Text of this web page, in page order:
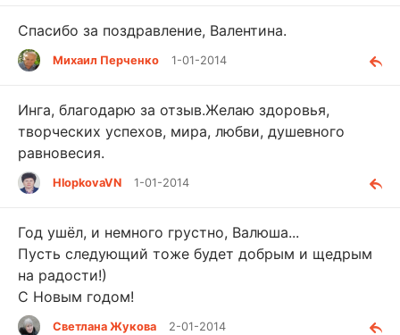
Спасибо за поздравление, Валентина.
Михаил Перченко 1-01-2014
Инга, благодарю за отзыв.Желаю здоровья,
творческих успехов, мира, любви, душевного
равновесия.
HlopkovaVN 1-01-2014
Год ушёл, и немного грустно, Валюша...
Пусть следующий тоже будет добрым и щедрым
на радости!)
С Новым годом!
Светлана Жукова 2-01-2014